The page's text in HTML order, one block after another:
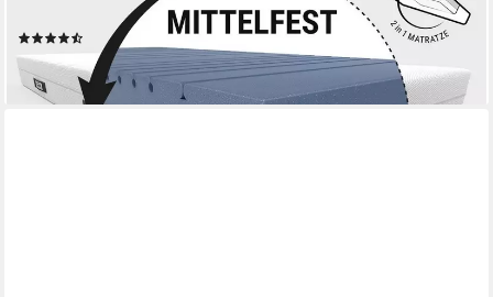
cm hoch, atmungsaktiver HyBreeze® Funktionsbezug
(239)
ab 199,00 €
lieferbar - in 5-6 Werktagen bei dir